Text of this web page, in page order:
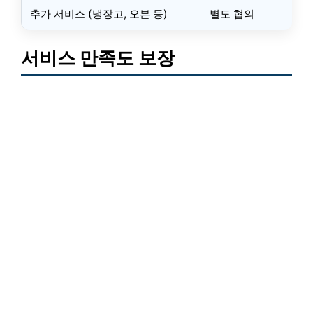
추가 서비스 (냉장고, 오븐 등) 별도 협의
서비스 만족도 보장